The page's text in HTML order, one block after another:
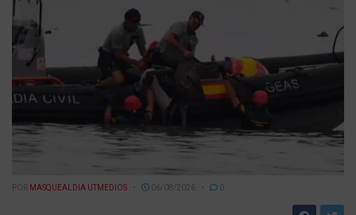
POR MASQUEALDIA UTMEDIOS 06/08/2026 0